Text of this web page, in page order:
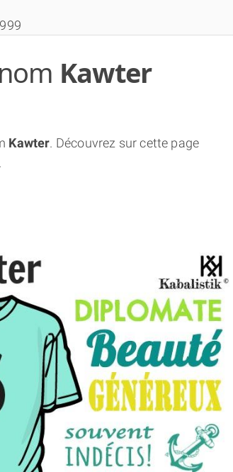
Kawter
Kawter. Découvrez sur cette page
NUMÉROSCOPE
THÈME « DOUBLE JE »
LA NUMÉROLOGIE
EXPLORER LA NUMÉROLOGIE
70.000 PRÉNOMS